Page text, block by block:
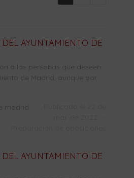
AYUNTAMIENTO DE
a las personas que deseen
de Madrid, aunque por
madrid
AYUNTAMIENTO DE